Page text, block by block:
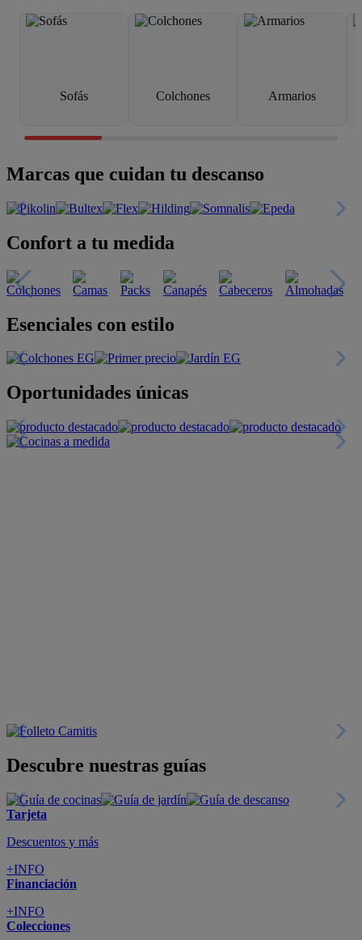
Sofás Colchones Armarios
Marcas que cuidan tu descanso
Confort a tu medida
Esenciales con estilo
Oportunidades únicas
Descubre nuestras guías
Tarjeta
Descuentos y más
+INFO
Financiación
+INFO
Colecciones